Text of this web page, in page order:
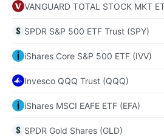
VANGUARD TOTAL STOCK MKT
SPDR S&P 500 ETF Trust (SPY)
iShares Core S&P 500 ETF (IVV)
Invesco QQQ Trust (QQQ)
iShares MSCI EAFE ETF (EFA)
SPDR Gold Shares (GLD)